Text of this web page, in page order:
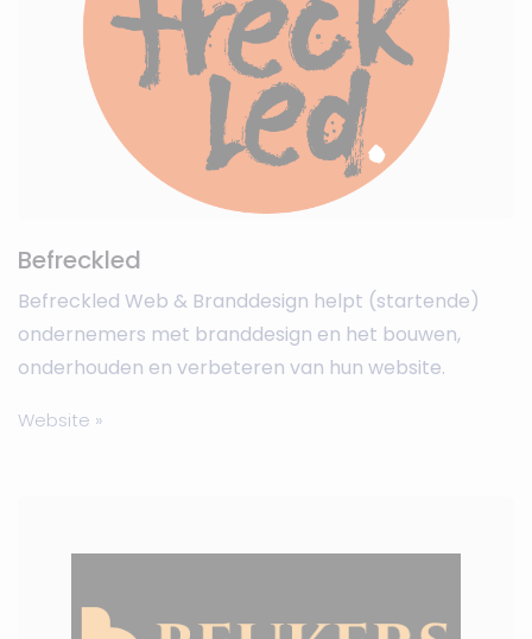
Befreckled
Befreckled Web & Branddesign helpt (startende)
ondernemers met branddesign en het bouwen,
onderhouden en verbeteren van hun website.
Website »